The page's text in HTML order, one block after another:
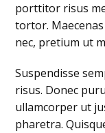
porttitor risus
tortor.
nec, pretium ut
Suspendisse
risus. Donec
ullamcorper ut
pharetra.